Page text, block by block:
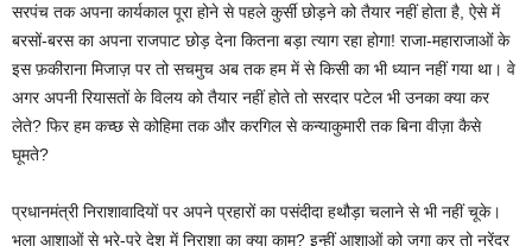
सरपंच तक अपना कार्यकाल पूरा होने से पहले कुर्सी छोड़ने को तैयार नहीं होता है, ऐसे में
बरसों-बरस का अपना राजपाट छोड़ देना कितना बड़ा त्याग रहा होगा! राजा-महाराजाओं के
इस फ़कीराना मिजाज़ पर तो सचमुच अब तक हम में से किसी का भी ध्यान नहीं गया था। वे
अगर अपनी रियासतों के विलय को तैयार नहीं होते तो सरदार पटेल भी उनका क्या कर
लेते? फिर हम कच्छ से कोहिमा तक और करगिल से कन्याकुमारी तक बिना वीज़ा कैसे
घूमते?
प्रधानमंत्री निराशावादियों पर अपने प्रहारों का पसंदीदा हथौड़ा चलाने से भी नहीं चूके।
भला आशाओं से भरे-पूरे देश में निराशा का क्या काम? इन्हीं आशाओं को जगा कर तो नरेंद्र